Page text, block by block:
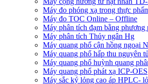
Máy đo phóng xạ trong thực
Máy đo TOC Online – Offline
Máy phân tích đạm bằng phương
Máy phân tích Thủy ngân Hg
Máy quang phổ cận hồng ngoại
Máy quang phổ hấp thu nguyên
Máy quang phổ huỳnh quang
Máy quang phổ phát xạ ICP-OES
Máy sắc ký lỏng cao áp HPLC-